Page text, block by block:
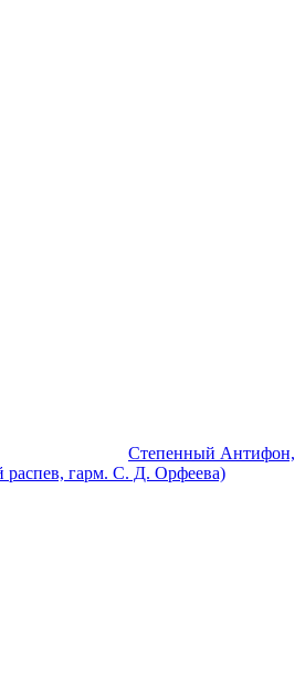
Степенный Антифон,
распев, гарм. С. Д. Орфеева)